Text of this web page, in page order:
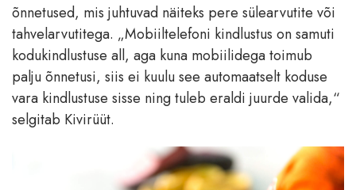
õnnetused, mis juhtuvad näiteks pere sülearvutite või
tahvelarvutitega. „Mobiiltelefoni kindlustus on samuti
kodukindlustuse all, aga kuna mobiilidega toimub
palju õnnetusi, siis ei kuulu see automaatselt koduse
vara kindlustuse sisse ning tuleb eraldi juurde valida,“
selgitab Kivirüüt.